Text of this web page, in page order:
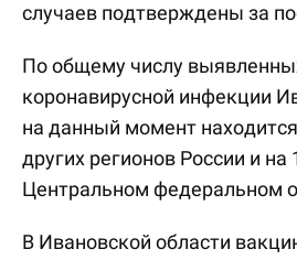
случаев подтверждены за
По общему числу
коронавирусной инфекции
на данный момент
других регионов России и на
Центральном федеральном
В Ивановской области